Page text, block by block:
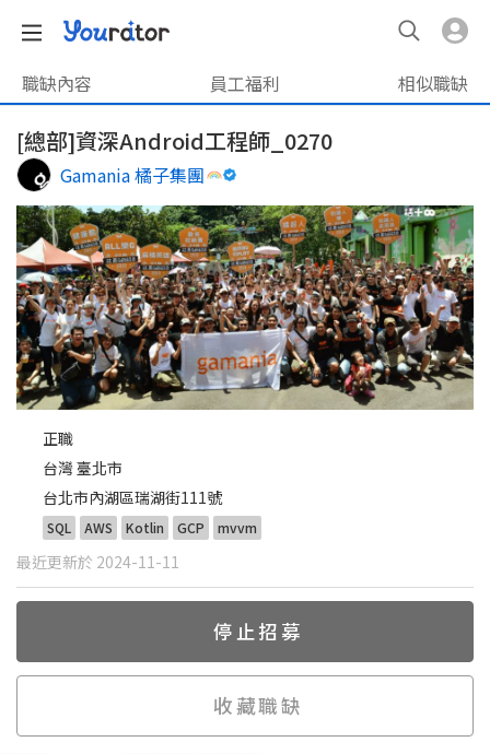
職缺內容 員工福利 相似職缺
[總部]資深Android工程師_0270
Gamania 橘子集團
正職
台灣 臺北市
台北市內湖區瑞湖街111號
SQL AWS Kotlin GCP mvvm
最近更新於 2024-11-11
停止招募
收藏職缺